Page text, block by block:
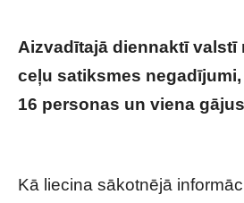
Aizvadītajā diennaktī valstī
ceļu satiksmes
16 personas un viena
Kā liecina sākotnējā